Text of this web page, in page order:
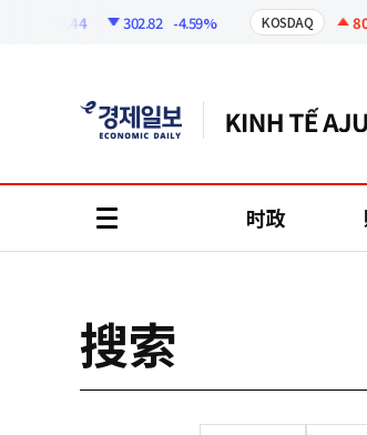
6295.44 302.82 -4.59% KOSDAQ
时政
搜索